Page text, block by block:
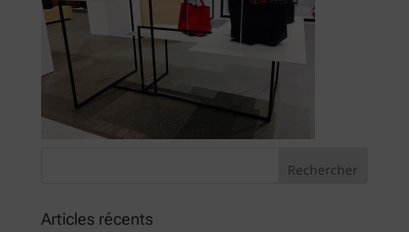
Articles récents